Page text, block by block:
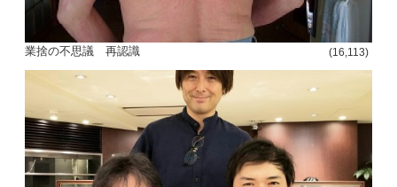
業捨の不思議 再認識 (16,113)